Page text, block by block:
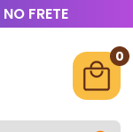
NO FRETE
0